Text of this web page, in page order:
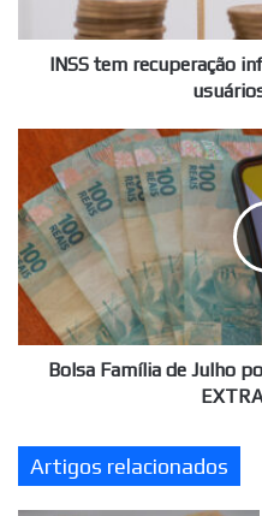
preocupa
usuários;
entenda!
INSS tem recuperação
Família
de
Julho
pode
chegar
com
um
dinheiro
EXTRA!Bolsa Família de Julho
Artigos relacionados